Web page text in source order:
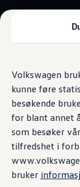
Volkswagen
kunne føre
besøkende
for blant annet
som besøker
tilfredshet i
bruker
hovedinnhold
til
footer
ID.
Kampanjer
ID. Polo
ID.3
ID.3 Neo
ID.4
ID.7
Våre
Prislister